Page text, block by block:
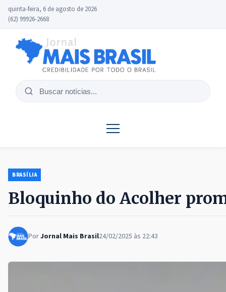
quinta-feira, 6 de agosto de 2026
(62) 99926-2668
Buscar
BRASÍLIA
Bloquinho do Acolher
PorJornal Mais Brasil24/02/2025 às 22:43